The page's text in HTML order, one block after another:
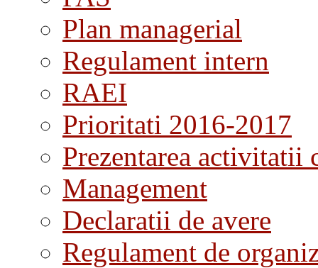
Plan managerial
Regulament intern
RAEI
Prioritati 2016-2017
Prezentarea activitatii
Management
Declaratii de avere
Regulament de